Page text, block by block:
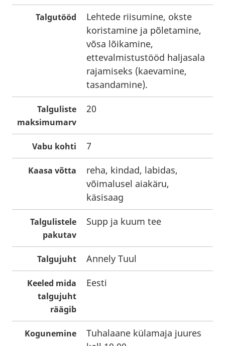
Talgutööd
Lehtede riisumine, okste
koristamine ja põletamine,
võsa lõikamine,
ettevalmistustööd haljasala
rajamiseks (kaevamine,
tasandamine).
Talguliste
maksimumarv
20
Vabu kohti 7
Kaasa võtta
reha, kindad, labidas,
võimalusel aiakäru,
käsisaag
Talgulistele
pakutav
Supp ja kuum tee
Talgujuht Annely Tuul
Keeled mida
talgujuht
räägib
Eesti
Kogunemine
Tuhalaane külamaja juures